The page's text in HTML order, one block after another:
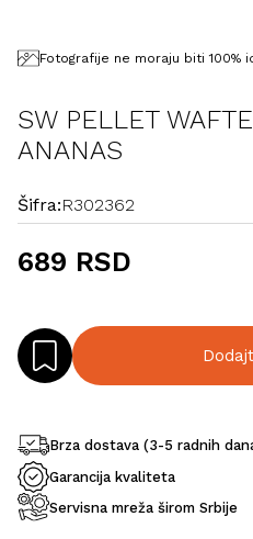
Fotografije ne moraju biti 100%
SW PELLET
ANANAS
Šifra:R302362
689 RSD
Brza dostava (3-5 radnih
Garancija kvaliteta
Servisna mreža širom Srbije